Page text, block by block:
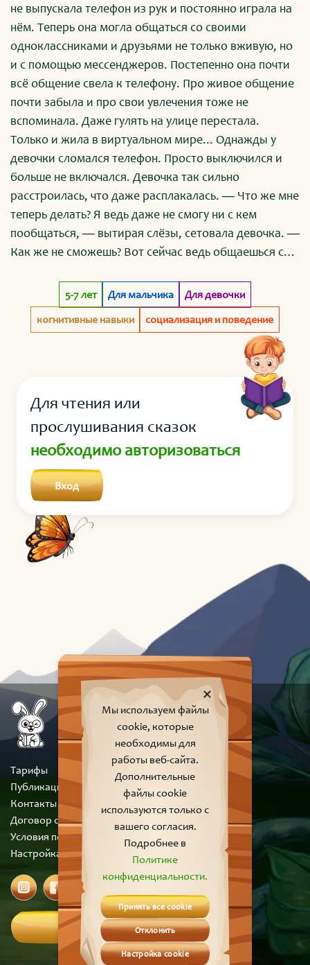
не выпускала телефон из рук и постоянно играла на
нём. Теперь она могла общаться со своими
одноклассниками и друзьями не только вживую, но
и с помощью мессенджеров. Постепенно она почти
всё общение свела к телефону. Про живое общение
почти забыла и про свои увлечения тоже не
вспоминала. Даже гулять на улице перестала.
Только и жила в виртуальном мире... Однажды у
девочки сломался телефон. Просто выключился и
больше не включался. Девочка так сильно
расстроилась, что даже расплакалась. ― Что же мне
теперь делать? Я ведь даже не смогу ни с кем
пообщаться, ― вытирая слёзы, сетовала девочка. ―
Как же не сможешь? Вот сейчас ведь общаешься со
Телефон — это лишь один из способов общения, и
вовсе не главный. А с друзьями ты можешь
пообщаться и вживую, если выйдешь на улицу. Вон
5-7 лет Для мальчика
Для девочки
когнитивные навыки
социализация и поведение
Для чтения или
прослушивания сказок
необходимо авторизоваться
Вход
Тарифы
Публикации
Контакты
Договор оферты
Условия пользования сайтом
Настройка cookie
Вход
Мы используем файлы
cookie, которые
необходимы для
работы веб-сайта.
Дополнительные
файлы cookie
используются только с
вашего согласия.
Подробнее в
Политике
конфиденциальности.
Принять все cookie
Отклонить
Настройка cookie